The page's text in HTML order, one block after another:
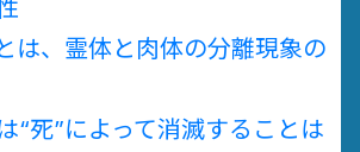
は、霊体と肉体の分離現象の
“死”によって消滅することは